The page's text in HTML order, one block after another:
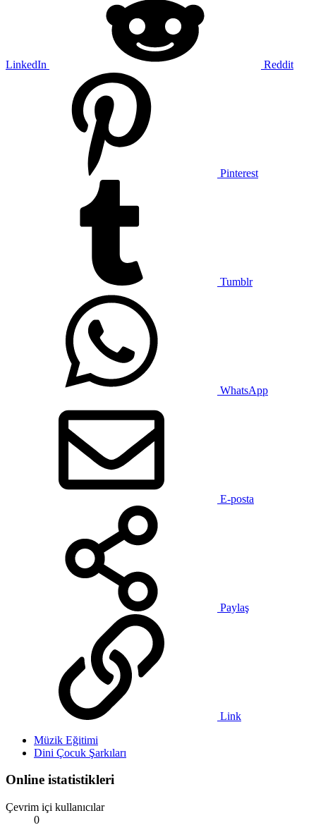
LinkedIn Reddit
Pinterest
Tumblr
WhatsApp
E-posta
Paylaş
Link
Müzik Eğitimi
Dini Çocuk Şarkıları
Online istatistikleri
Çevrim içi kullanıcılar
0